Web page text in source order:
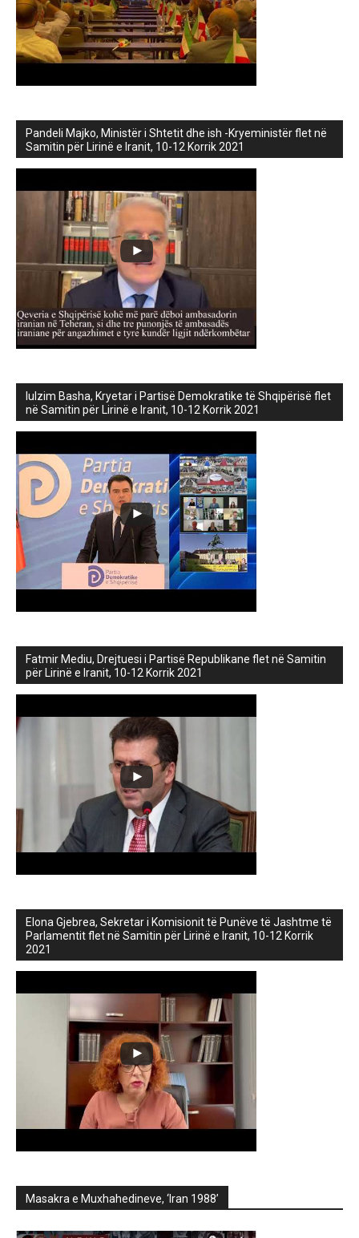
Pandeli Majko, Ministër i Shtetit dhe ish -Kryeministër flet në
Samitin për Lirinë e Iranit, 10-12 Korrik 2021
lulzim Basha, Kryetar i Partisë Demokratike të Shqipërisë flet
në Samitin për Lirinë e Iranit, 10-12 Korrik 2021
Fatmir Mediu, Drejtuesi i Partisë Republikane flet në Samitin
për Lirinë e Iranit, 10-12 Korrik 2021
Elona Gjebrea, Sekretar i Komisionit të Punëve të Jashtme të
Parlamentit flet në Samitin për Lirinë e Iranit, 10-12 Korrik
2021
Masakra e Muxhahedineve, ‘Iran 1988’